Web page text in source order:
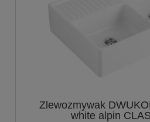
Zlewozmywak
white alpin